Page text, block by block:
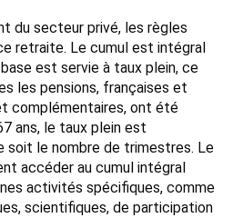
du secteur privé, les règles
retraite. Le cumul est intégral
est servie à taux plein, ce
les pensions, françaises et
complémentaires, ont été
ans, le taux plein est
soit le nombre de trimestres. Le
accéder au cumul intégral
activités spécifiques, comme
scientifiques, de participation